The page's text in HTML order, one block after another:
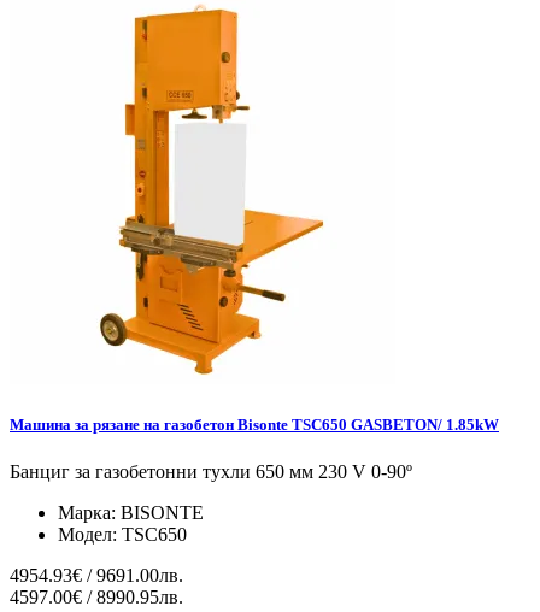
Машина за рязане на газобетон Bisonte TSC650 GASBETON/ 1.85kW
Банциг за газобетонни тухли 650 мм 230 V 0-90º
Марка: BISONTE
Модел: TSC650
4954.93€ / 9691.00лв.
4597.00€ / 8990.95лв.